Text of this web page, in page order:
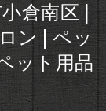
倉南区 |
ン | ペッ
ット用品